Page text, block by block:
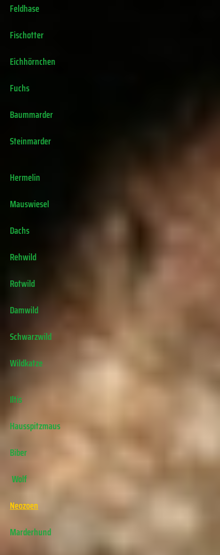
Feldhase
Fischotter
Eichhörnchen
Fuchs
Baummarder
Steinmarder
Hermelin
Mauswiesel
Dachs
Rehwild
Rotwild
Damwild
Schwarzwild
Wildkatze
Iltis
Hausspitzmaus
Biber
Wolf
Neozoen
Marderhund